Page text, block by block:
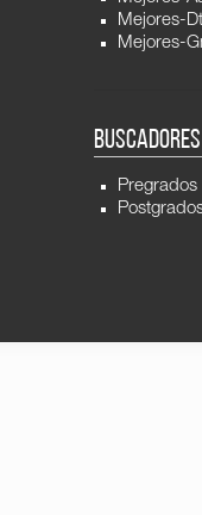
Mejores-
Mejores-
BUSCADORES
Pregrados